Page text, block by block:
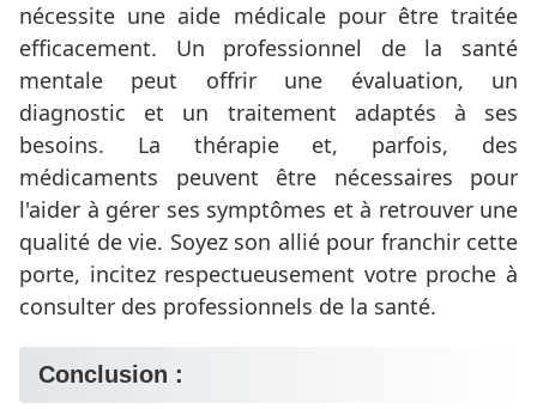
nécessite une aide médicale pour être traitée
efficacement. Un professionnel de la santé
mentale peut offrir une évaluation, un
diagnostic et un traitement adaptés à ses
besoins. La thérapie et, parfois, des
médicaments peuvent être nécessaires pour
l'aider à gérer ses symptômes et à retrouver une
qualité de vie. Soyez son allié pour franchir cette
porte, incitez respectueusement votre proche à
consulter des professionnels de la santé.
Conclusion :